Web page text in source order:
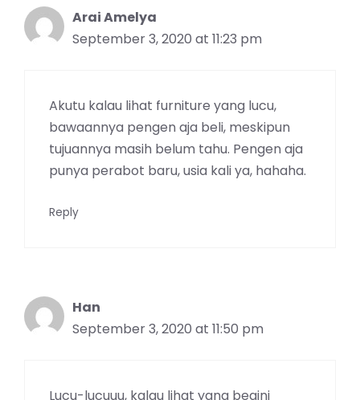
Arai Amelya
September 3, 2020 at 11:23 pm
Akutu kalau lihat furniture yang lucu,
bawaannya pengen aja beli, meskipun
tujuannya masih belum tahu. Pengen aja
punya perabot baru, usia kali ya, hahaha.
Reply
Han
September 3, 2020 at 11:50 pm
Lucu-lucuuu, kalau lihat yang begini